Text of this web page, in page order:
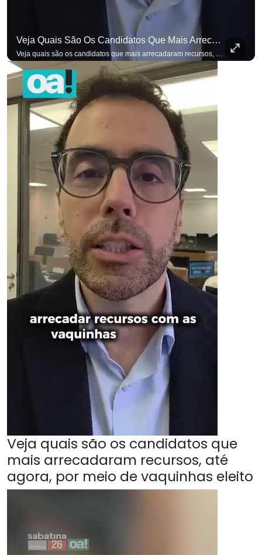
Veja Quais São Os Candidatos Que Mais Arrecadaram Recursos, Até Agora, Por Meio De Vaquinhas Eleito
Veja quais são os candidatos que mais arrecadaram recursos, até agora, por meio de vaquinhas eleitorais. #OAntagonista Se você busca informação com credibilidade, inscreva-se agora e ative o
Veja quais são os candidatos que
mais arrecadaram recursos, até
agora, por meio de vaquinhas eleito